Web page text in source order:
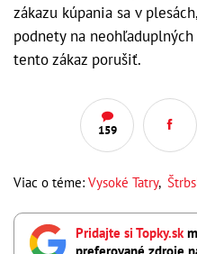
zákazu kúpania sa v
podnety na
tento zákaz porušiť.
159
Viac o téme: Vysoké Tatry,
Pridajte si Topky.sk